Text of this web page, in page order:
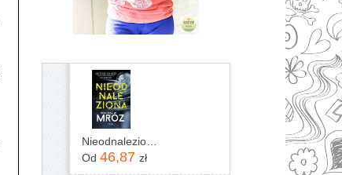
Od 46,87 zł